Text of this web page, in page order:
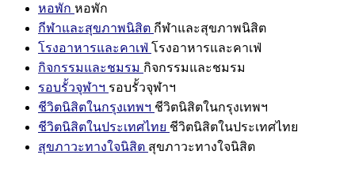
หอพัก หอพัก
กีฬาและสุขภาพนิสิต กีฬาและสุขภาพนิสิต
โรงอาหารและคาเฟ่ โรงอาหารและคาเฟ่
กิจกรรมและชมรม กิจกรรมและชมรม
รอบรั้วจุฬาฯ รอบรั้วจุฬาฯ
ชีวิตนิสิตในกรุงเทพฯ ชีวิตนิสิตในกรุงเทพฯ
ชีวิตนิสิตในประเทศไทย ชีวิตนิสิตในประเทศไทย
สุขภาวะทางใจนิสิต สุขภาวะทางใจนิสิต